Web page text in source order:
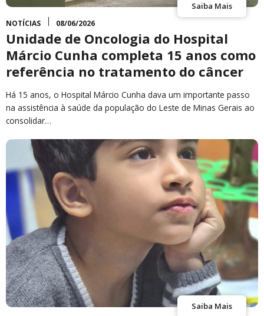
Saiba Mais
NOTÍCIAS 08/06/2026
Unidade de Oncologia do Hospital
Márcio Cunha completa 15 anos como
referência no tratamento do câncer
Há 15 anos, o Hospital Márcio Cunha dava um importante passo
na assistência à saúde da população do Leste de Minas Gerais ao
consolidar…
Saiba Mais